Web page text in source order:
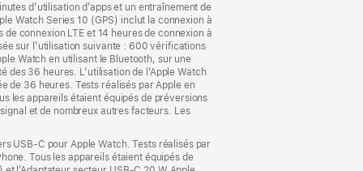
d’utilisation d’apps et un entraînement de
Watch Series 10 (GPS) inclut la connexion à
connexion LTE et 14 heures de connexion à
sur l’utilisation suivante : 600 vérifications
Watch en utilisant le Bluetooth, sur une
des 36 heures. L’utilisation de l’Apple Watch
de 36 heures. Tests réalisés par Apple en
les appareils étaient équipés de préversions
et de nombreux autres facteurs. Les
USB‑C pour Apple Watch. Tests réalisés par
Tous les appareils étaient équipés de